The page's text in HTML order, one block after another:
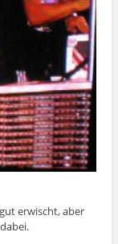
erwischt, aber